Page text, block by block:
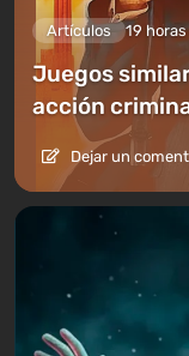
Artículos 19
Juegos
acción
Dejar un